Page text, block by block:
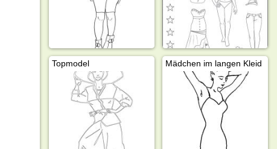
Topmodel Mädchen im langen Kleid